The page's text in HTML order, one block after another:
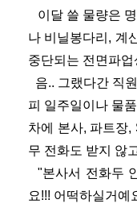
이달 쓸 물량은
나 비닐봉다리, 계
중단되는 전면파
음.. 그랬다간 직
피 일주일이나 물
차에 본사, 파트장
무 전화도 받지 않
"본사서 전화두
요!!! 어떡하실거예